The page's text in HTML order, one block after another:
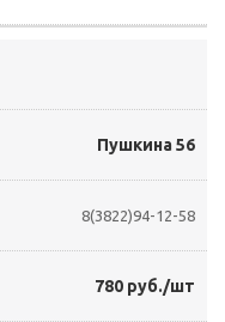
Пушкина 56
8(3822)94-12-58
780 руб./шт